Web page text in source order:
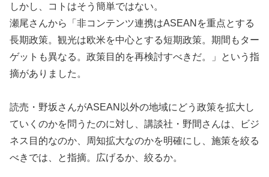
しかし、コトはそう簡単ではない。
瀬尾さんから「非コンテンツ連携はASEANを重点とする
長期政策。観光は欧米を中心とする短期政策。期間もター
ゲットも異なる。政策目的を再検討すべきだ。」という指
摘がありました。
読売・野坂さんがASEAN以外の地域にどう政策を拡大し
ていくのかを問うたのに対し、講談社・野間さんは、ビジ
ネス目的なのか、周知拡大なのかを明確にし、施策を絞る
べきでは、と指摘。広げるか、絞るか。